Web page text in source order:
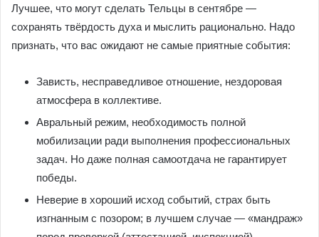
Лучшее, что могут сделать Тельцы в сентябре —
сохранять твёрдость духа и мыслить рационально. Надо
признать, что вас ожидают не самые приятные события:
Зависть, несправедливое отношение, нездоровая
атмосфера в коллективе.
Авральный режим, необходимость полной
мобилизации ради выполнения профессиональных
задач. Но даже полная самоотдача не гарантирует
победы.
Неверие в хороший исход событий, страх быть
изгнанным с позором; в лучшем случае — «мандраж»